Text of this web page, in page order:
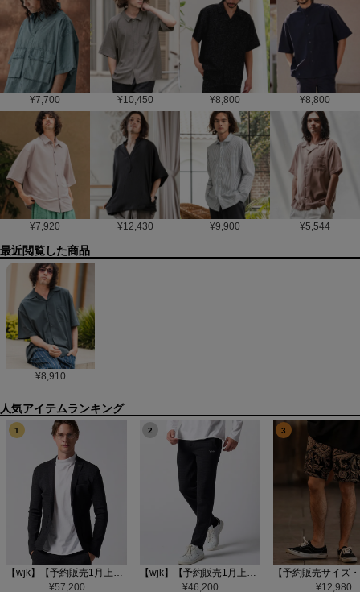
¥7,700 ¥10,450 ¥8,800 ¥8,800
¥7,920 ¥12,430 ¥9,900 ¥5,544
最近閲覧した商品
¥8,910
1
【wjk】【予約販売1月上旬～中旬入荷】function knit jacket(jacquard check) ニットジャケット(207 mw08j)
¥57,200
2
【wjk】【予約販売1月上旬～中旬入荷】function knit easy slacks(jacquard check) ニットイージーパンツ(504 mw08j)
¥46,200
3
¥12,980